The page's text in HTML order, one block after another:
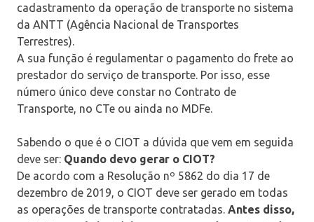
cadastramento da operação de transporte no sistema
da ANTT (Agência Nacional de Transportes
Terrestres).
A sua função é regulamentar o pagamento do frete ao
prestador do serviço de transporte. Por isso, esse
número único deve constar no Contrato de
Transporte, no CTe ou ainda no MDFe.
Sabendo o que é o CIOT a dúvida que vem em seguida
deve ser: Quando devo gerar o CIOT?
De acordo com a Resolução nº 5862 do dia 17 de
dezembro de 2019, o CIOT deve ser gerado em todas
as operações de transporte contratadas. Antes disso,